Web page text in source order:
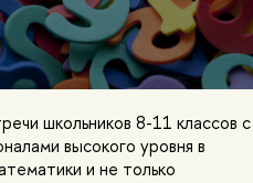
школьников 8-11 классов с
высокого уровня в
и не только